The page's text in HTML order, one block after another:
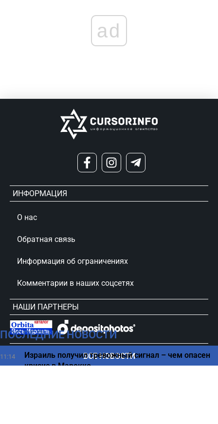
ПОСЛЕДНИЕ НОВОСТИ
11:14
Израиль получил тревожный сигнал – чем опасен
кризис в Марокко
ВСЕ НОВОСТИ
ad
ИНФОРМАЦИЯ
О нас
Обратная связь
Информация об ограничениях
Комментарии в наших соцсетях
НАШИ ПАРТНЕРЫ
сursorinfo.co.il © Все права защищены